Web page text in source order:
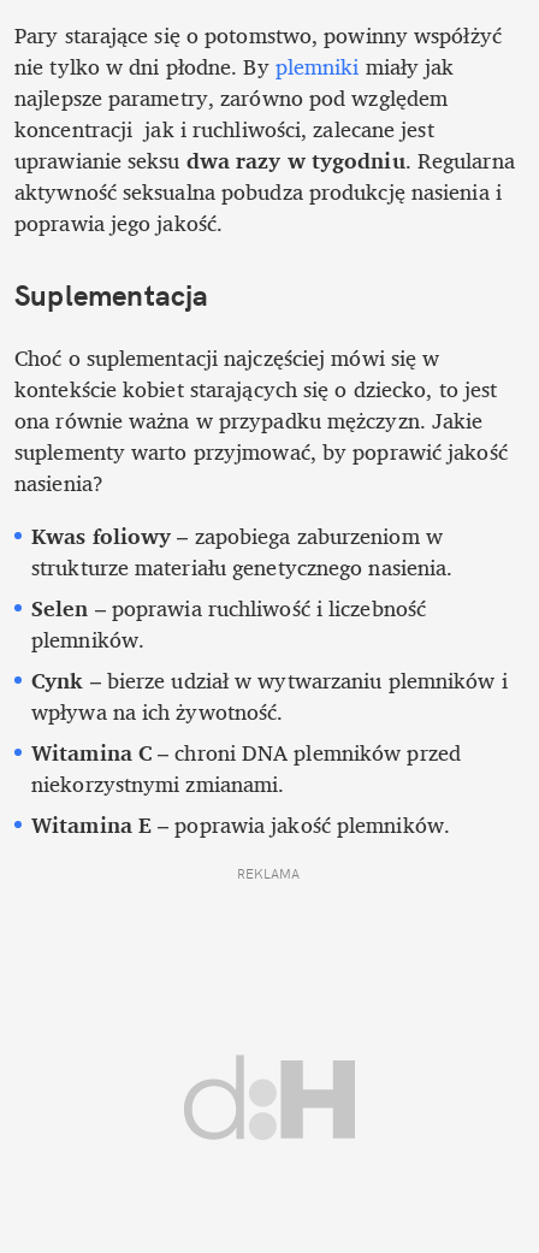
Pary starające się o potomstwo, powinny współżyć
nie tylko w dni płodne. By plemniki miały jak
najlepsze parametry, zarówno pod względem
koncentracji  jak i ruchliwości, zalecane jest
uprawianie seksu dwa razy w tygodniu. Regularna
aktywność seksualna pobudza produkcję nasienia i
poprawia jego jakość.
Suplementacja
Choć o suplementacji najczęściej mówi się w
kontekście kobiet starających się o dziecko, to jest
ona równie ważna w przypadku mężczyzn. Jakie
suplementy warto przyjmować, by poprawić jakość
nasienia?
Kwas foliowy – zapobiega zaburzeniom w
strukturze materiału genetycznego nasienia.
Selen – poprawia ruchliwość i liczebność
plemników.
Cynk – bierze udział w wytwarzaniu plemników i
wpływa na ich żywotność.
Witamina C – chroni DNA plemników przed
niekorzystnymi zmianami.
Witamina E – poprawia jakość plemników.
REKLAMA